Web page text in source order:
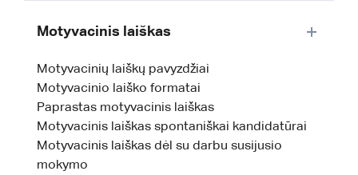
Motyvacinis laiškas
Motyvacinių laiškų pavyzdžiai
Motyvacinio laiško formatai
Paprastas motyvacinis laiškas
Motyvacinis laiškas spontaniškai kandidatūrai
Motyvacinis laiškas dėl su darbu susijusio
mokymo